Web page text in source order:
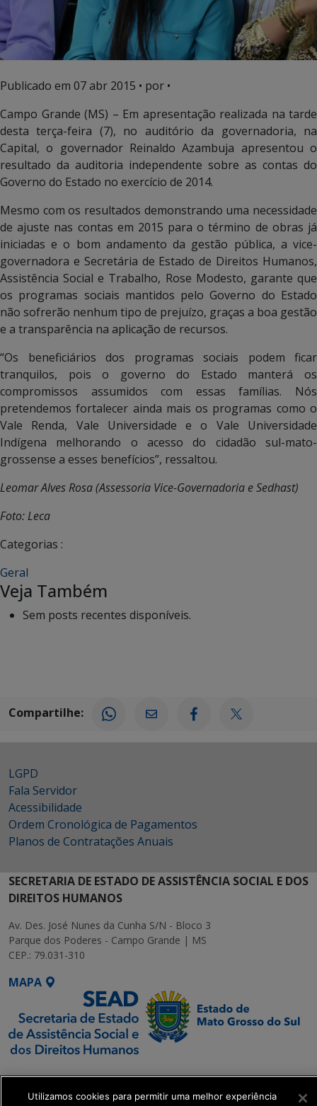
Publicado em 07 abr 2015 • por •
Campo Grande (MS) – Em apresentação realizada na tarde
desta terça-feira (7), no auditório da governadoria, na
Capital, o governador Reinaldo Azambuja apresentou o
resultado da auditoria independente sobre as contas do
Governo do Estado no exercício de 2014.
Mesmo com os resultados demonstrando uma necessidade
de ajuste nas contas em 2015 para o término de obras já
iniciadas e o bom andamento da gestão pública, a vice-
governadora e Secretária de Estado de Direitos Humanos,
Assistência Social e Trabalho, Rose Modesto, garante que
os programas sociais mantidos pelo Governo do Estado
não sofrerão nenhum tipo de prejuízo, graças a boa gestão
e a transparência na aplicação de recursos.
“Os beneficiários dos programas sociais podem ficar
tranquilos, pois o governo do Estado manterá os
compromissos assumidos com essas famílias. Nós
pretendemos fortalecer ainda mais os programas como o
Vale Renda, Vale Universidade e o Vale Universidade
Indígena melhorando o acesso do cidadão sul-mato-
grossense a esses benefícios”, ressaltou.
Leomar Alves Rosa (Assessoria Vice-Governadoria e Sedhast)
Foto: Leca
Categorias :
Geral
Veja Também
Sem posts recentes disponíveis.
Compartilhe:
LGPD
Fala Servidor
Acessibilidade
Ordem Cronológica de Pagamentos
Planos de Contratações Anuais
SECRETARIA DE ESTADO DE ASSISTÊNCIA SOCIAL E DOS
DIREITOS HUMANOS
Av. Des. José Nunes da Cunha S/N - Bloco 3
Parque dos Poderes - Campo Grande | MS
CEP.: 79.031-310
MAPA
SETDIG | Secretaria-
Executiva de
Utilizamos cookies para permitir uma melhor experiência